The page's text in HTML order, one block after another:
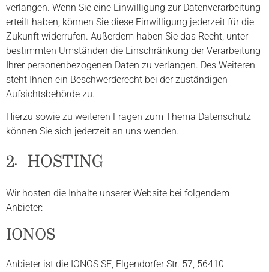
verlangen. Wenn Sie eine Einwilligung zur Datenverarbeitung
erteilt haben, können Sie diese Einwilligung jederzeit für die
Zukunft widerrufen. Außerdem haben Sie das Recht, unter
bestimmten Umständen die Einschränkung der Verarbeitung
Ihrer personenbezogenen Daten zu verlangen. Des Weiteren
steht Ihnen ein Beschwerderecht bei der zuständigen
Aufsichtsbehörde zu.
Hierzu sowie zu weiteren Fragen zum Thema Datenschutz
können Sie sich jederzeit an uns wenden.
2. HOSTING
Wir hosten die Inhalte unserer Website bei folgendem
Anbieter:
IONOS
Anbieter ist die IONOS SE, Elgendorfer Str. 57, 56410